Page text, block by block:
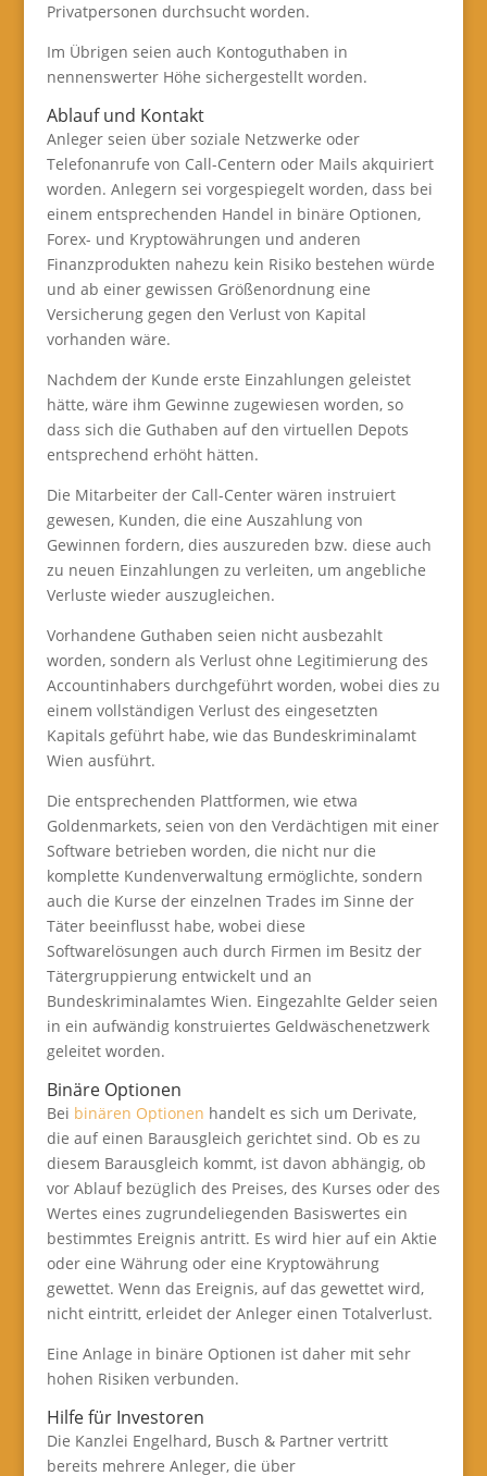
Privatpersonen durchsucht worden.
Im Übrigen seien auch Kontoguthaben in
nennenswerter Höhe sichergestellt worden.
Ablauf und Kontakt
Anleger seien über soziale Netzwerke oder
Telefonanrufe von Call-Centern oder Mails akquiriert
worden. Anlegern sei vorgespiegelt worden, dass bei
einem entsprechenden Handel in binäre Optionen,
Forex- und Kryptowährungen und anderen
Finanzprodukten nahezu kein Risiko bestehen würde
und ab einer gewissen Größenordnung eine
Versicherung gegen den Verlust von Kapital
vorhanden wäre.
Nachdem der Kunde erste Einzahlungen geleistet
hätte, wäre ihm Gewinne zugewiesen worden, so
dass sich die Guthaben auf den virtuellen Depots
entsprechend erhöht hätten.
Die Mitarbeiter der Call-Center wären instruiert
gewesen, Kunden, die eine Auszahlung von
Gewinnen fordern, dies auszureden bzw. diese auch
zu neuen Einzahlungen zu verleiten, um angebliche
Verluste wieder auszugleichen.
Vorhandene Guthaben seien nicht ausbezahlt
worden, sondern als Verlust ohne Legitimierung des
Accountinhabers durchgeführt worden, wobei dies zu
einem vollständigen Verlust des eingesetzten
Kapitals geführt habe, wie das Bundeskriminalamt
Wien ausführt.
Die entsprechenden Plattformen, wie etwa
Goldenmarkets, seien von den Verdächtigen mit einer
Software betrieben worden, die nicht nur die
komplette Kundenverwaltung ermöglichte, sondern
auch die Kurse der einzelnen Trades im Sinne der
Täter beeinflusst habe, wobei diese
Softwarelösungen auch durch Firmen im Besitz der
Tätergruppierung entwickelt und an
Bundeskriminalamtes Wien. Eingezahlte Gelder seien
in ein aufwändig konstruiertes Geldwäschenetzwerk
geleitet worden.
Binäre Optionen
Bei binären Optionen handelt es sich um Derivate,
die auf einen Barausgleich gerichtet sind. Ob es zu
diesem Barausgleich kommt, ist davon abhängig, ob
vor Ablauf bezüglich des Preises, des Kurses oder des
Wertes eines zugrundeliegenden Basiswertes ein
bestimmtes Ereignis antritt. Es wird hier auf ein Aktie
oder eine Währung oder eine Kryptowährung
gewettet. Wenn das Ereignis, auf das gewettet wird,
nicht eintritt, erleidet der Anleger einen Totalverlust.
Eine Anlage in binäre Optionen ist daher mit sehr
hohen Risiken verbunden.
Hilfe für Investoren
Die Kanzlei Engelhard, Busch & Partner vertritt
bereits mehrere Anleger, die über